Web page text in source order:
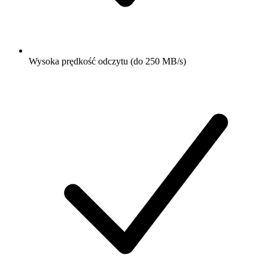
Wysoka prędkość odczytu (do 250 MB/s)